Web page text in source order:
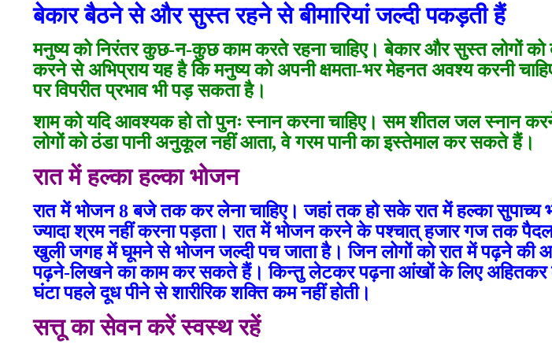
बेकार बैठने से और सुस्त रहने से बीमारियां जल्दी पकड़ती हैं
मनुष्य को निरंतर कुछ-न-कुछ काम करते रहना चाहिए। बेकार और सुस्त लोगों को
करने से अभिप्राय यह है कि मनुष्य को अपनी क्षमता-भर मेहनत अवश्य करनी
पर विपरीत प्रभाव भी पड़ सकता है।
शाम को यदि आवश्यक हो तो पुनः स्नान करना चाहिए। सम शीतल जल स्नान
लोगों को ठंडा पानी अनुकूल नहीं आता, वे गरम पानी का इस्तेमाल कर सकते हैं।
रात में हल्का हल्का भोजन
रात में भोजन 8 बजे तक कर लेना चाहिए। जहां तक हो सके रात में हल्का
ज्यादा श्रम नहीं करना पड़ता। रात में भोजन करने के पश्चात् हजार गज तक
खुली जगह में घूमने से भोजन जल्दी पच जाता है। जिन लोगों को रात में पढ़ने
पढ़ने-लिखने का काम कर सकते हैं। किन्तु लेटकर पढ़ना आंखों के लिए अहितकर
घंटा पहले दूध पीने से शारीरिक शक्ति कम नहीं होती।
सत्तू का सेवन करें स्वस्थ रहें